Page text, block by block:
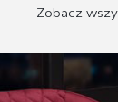
Zobacz